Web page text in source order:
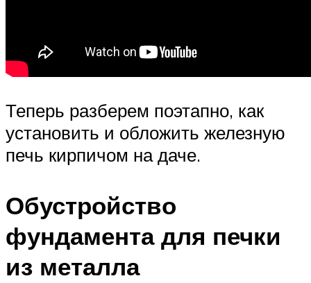
Теперь разберем поэтапно, как
установить и обложить железную
печь кирпичом на даче.
Обустройство
фундамента для печки
из металла